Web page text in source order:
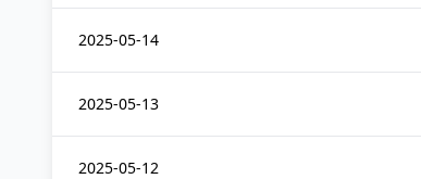
2025-05-14
2025-05-13
2025-05-12